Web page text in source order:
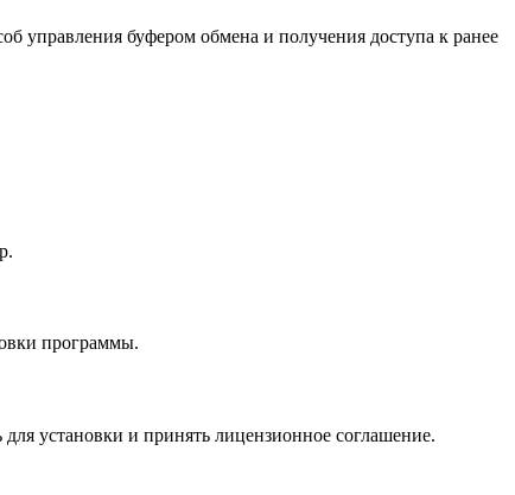
управления буфером обмена и получения доступа к ранее
программы.
установки и принять лицензионное соглашение.